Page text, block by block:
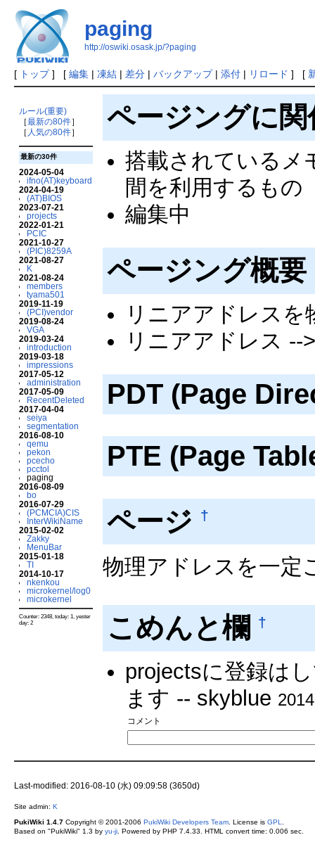
paging
http://oswiki.osask.jp/?paging
[ トップ] [ 編集| 凍結| 差分| バックアップ| 添付| リロード ] [
ルール(重要)
［最新の80件］
［ 人気の80件］
最新の30件
2024-05-04
ifno(AT)keyboard
2024-04-19
(AT)BIOS
2023-07-21
projects
2022-01-21
PCIC
2021-10-27
(PIC)8259A
2021-08-27
K
2021-08-24
members
tyama501
2019-11-19
(PCI)vendor
2019-08-24
VGA
2019-03-24
introduction
2019-03-18
impressions
2017-05-12
administration
2017-05-09
RecentDeleted
2017-04-04
seiya
segmentation
2016-08-10
qemu
pekon
pcecho
pcctol
paging
2016-08-09
bo
2016-07-29
(PCMCIA)CIS
InterWikiName
2015-02-02
Zakky
MenuBar
2015-01-18
TI
2014-10-17
nkenkou
microkernel/log0
microkernel
Counter: 2348, today: 1, yester
day: 2
ページングに
搭載されているメ
間を利用するもの
編集中
ページング概要
リニアアドレス
リニアアドレス
PDT (Page
PTE (Page
ページ †
物理アドレスを一定
こめんと欄 †
projectsに登録は
ます -- skyblue
コメント
Last-modified: 2016-08-10 (水) 09:09:58 (3650d)
Site admin: K
PukiWiki 1.4.7Copyright © 2001-2006 PukiWiki Developers Team. License is GPL
Based on "PukiWiki" 1.3 by yu-ji. Powered by PHP 7.4.33. HTML convert time: 0.006 sec.